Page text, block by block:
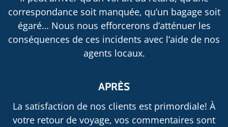
correspondance soit manquée, qu’un bagage soit
égaré… Nous nous efforcerons d’atténuer les
conséquences de ces incidents avec l’aide de nos
agents locaux.
APRÈS
La satisfaction de nos clients est primordiale! À
votre retour de voyage, vos commentaires sont